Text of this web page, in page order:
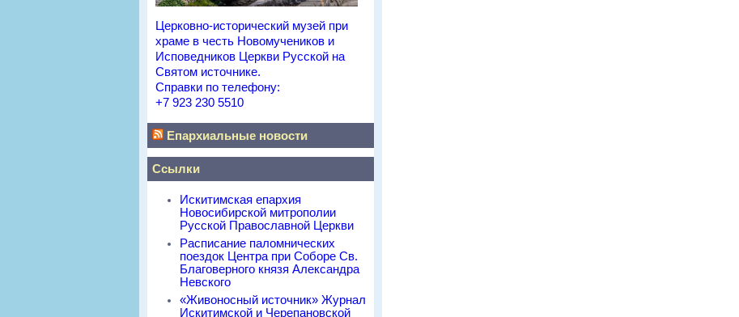
Церковно-исторический музей при
храме в честь Новомучеников и
Исповедников Церкви Русской на
Святом источнике.
Справки по телефону:
+7 923 230 5510
Епархиальные новости
Ссылки
Искитимская епархия
Новосибирской митрополии
Русской Православной Церкви
Расписание паломнических
поездок Центра при Соборе Св.
Благоверного князя Александра
Невского
«Живоносный источник» Журнал
Искитимской и Черепановской